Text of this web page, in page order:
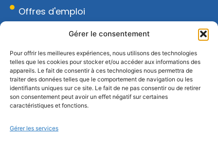
Gérer le consentement
Pour offrir les meilleures expériences, nous utilisons des technologies
telles que les cookies pour stocker et/ou accéder aux informations des
appareils. Le fait de consentir à ces technologies nous permettra de
traiter des données telles que le comportement de navigation ou les
identifiants uniques sur ce site. Le fait de ne pas consentir ou de retirer
son consentement peut avoir un effet négatif sur certaines
caractéristiques et fonctions.
Gérer les services
Offres d'emploi
Espace presse
CONTACT
18 rue Armand Moisant, 75015 Paris
01 43 20 67 96
contact@sfrms.org